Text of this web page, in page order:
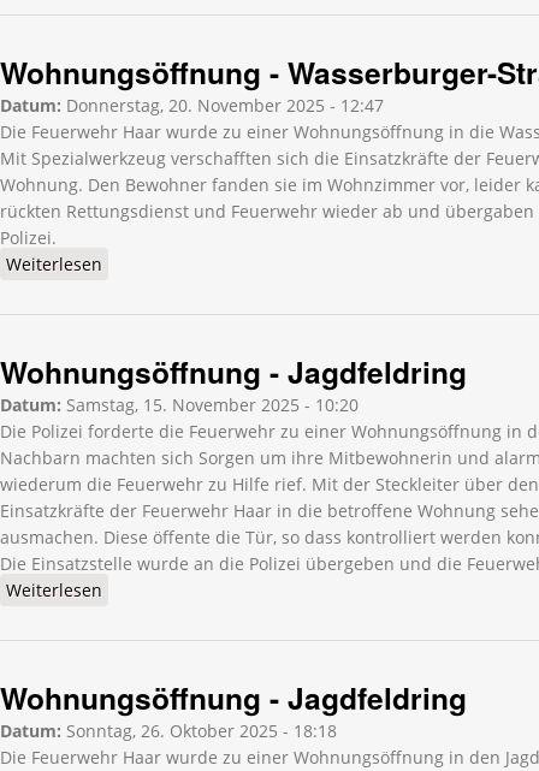
Wohnungsöffnung - Wasserburger-
Datum: Donnerstag, 20. November 2025 - 12:47
Die Feuerwehr Haar wurde zu einer Wohnungsöffnung in die
Mit Spezialwerkzeug verschafften sich die Einsatzkräfte der
Wohnung. Den Bewohner fanden sie im Wohnzimmer vor, leider
rückten Rettungsdienst und Feuerwehr wieder ab und
Polizei.
Weiterlesen
Wohnungsöffnung - Jagdfeldring
Datum: Samstag, 15. November 2025 - 10:20
Die Polizei forderte die Feuerwehr zu einer Wohnungsöffnung in
Nachbarn machten sich Sorgen um ihre Mitbewohnerin und
wiederum die Feuerwehr zu Hilfe rief. Mit der Steckleiter über
Einsatzkräfte der Feuerwehr Haar in die betroffene Wohnung
ausmachen. Diese öffente die Tür, so dass kontrolliert werden
Die Einsatzstelle wurde an die Polizei übergeben und die
Weiterlesen
Wohnungsöffnung - Jagdfeldring
Datum: Sonntag, 26. Oktober 2025 - 18:18
Die Feuerwehr Haar wurde zu einer Wohnungsöffnung in den